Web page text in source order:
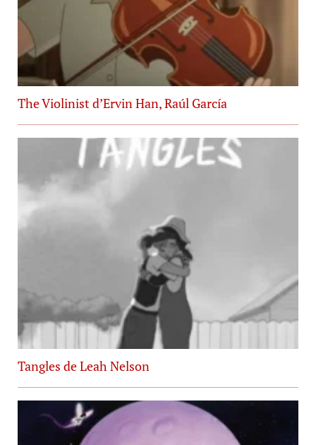
The Violinist d’Ervin Han, Raúl García
Tangles de Leah Nelson